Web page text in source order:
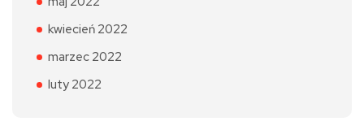
kwiecień 2022
marzec 2022
luty 2022